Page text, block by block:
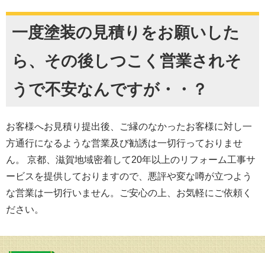
一度塗装の見積りをお願いした
ら、その後しつこく営業されそ
うで不安なんですが・・？
お客様へお見積り提出後、ご縁のなかったお客様に対し一
方通行になるような営業及び勧誘は一切行っておりませ
ん。 京都、滋賀地域密着して20年以上のリフォーム工事サ
ービスを提供しておりますので、悪評や変な噂が立つよう
な営業は一切行いません。ご安心の上、お気軽にご依頼く
ださい。